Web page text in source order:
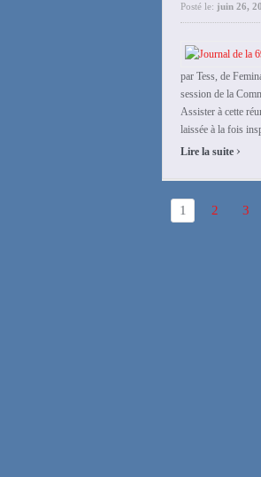
Posté le: juin 26,
par Tess, de
session de la
Assister à cette
laissée à la fois
Lire la suite ›
1 2 3